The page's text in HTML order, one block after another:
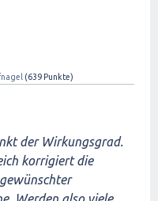
(639 Punkte)
der Wirkungsgrad.
korrigiert die